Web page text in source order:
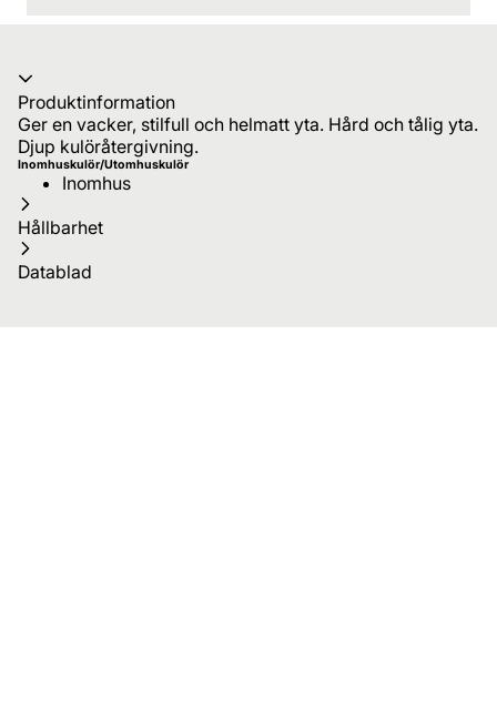
Produktinformation
Ger en vacker, stilfull och helmatt yta. Hård och tålig yta.
Djup kulöråtergivning.
Inomhuskulör/Utomhuskulör
Inomhus
Hållbarhet
Datablad